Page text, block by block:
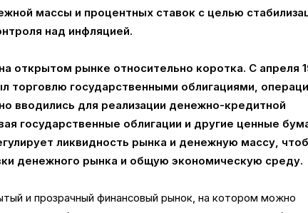
массы и процентных ставок с целью
над инфляцией.
открытом рынке относительно коротка. С апреля
торговлю государственными облигациями,
вводились для реализации денежно-кредитной
государственные облигации и другие ценные
ликвидность рынка и денежную массу,
денежного рынка и общую экономическую среду.
и прозрачный финансовый рынок, на котором можно